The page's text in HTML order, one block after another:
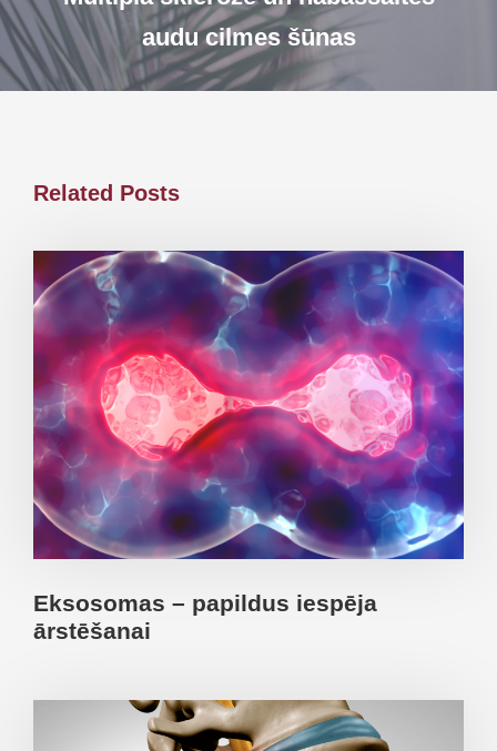
audu cilmes šūnas
Related Posts
Eksosomas – papildus iespēja
ārstēšanai